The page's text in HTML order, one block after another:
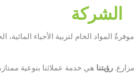
الشركة
رؤيتنا هي خدمة عملائنا بنوعية